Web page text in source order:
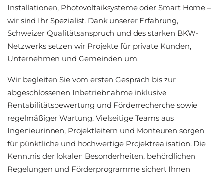
Installationen, Photovoltaiksysteme oder Smart Home –
wir sind Ihr Spezialist. Dank unserer Erfahrung,
Schweizer Qualitätsanspruch und des starken BKW-
Netzwerks setzen wir Projekte für private Kunden,
Unternehmen und Gemeinden um.
Wir begleiten Sie vom ersten Gespräch bis zur
abgeschlossenen Inbetriebnahme inklusive
Rentabilitätsbewertung und Förderrecherche sowie
regelmäßiger Wartung. Vielseitige Teams aus
Ingenieurinnen, Projektleitern und Monteuren sorgen
für pünktliche und hochwertige Projektrealisation. Die
Kenntnis der lokalen Besonderheiten, behördlichen
Regelungen und Förderprogramme sichert Ihnen